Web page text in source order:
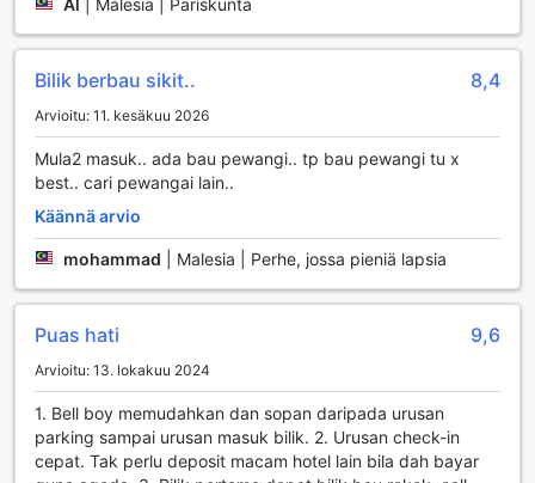
ja virkistävän. Hotellin moderni kuntokeskus on varustettu
huipputeknologian laitteilla, jotka soveltuvat niin aloittelijoille
kuin kokeneemmillekin kuntoilijoille. Kuntokeskuksessa voit
nauttia monipuolisista harjoitusmahdollisuuksista, kuten
painonnostosta, aerobista treenistä ja kardiovaskulaarisista
harjoituksista, jotka pitävät sinut energisenä ja vireänä
lomasi aikana.
Lisäksi hotellin ulkouima-allas tarjoaa täydellisen paikan
rentoutumiseen ja virkistäytymiseen. Uima-altaan ympärillä
on kauniit aurinkotuolit, joissa voit nauttia auringosta tai
vain rentoutua vedessä. Uiminen ulkona on erinomainen
tapa virkistää kehoa ja mieltä, ja voit myös nauttia upeista
näkymistä Malaccan horisonttiin. Grand Swiss-Belhotel
Melaka on täydellinen valinta, jos arvostat aktiivista lomaa
matkustaessasi.
Grand Swiss-Belhotel Melakan Mukavuudet
Grand Swiss-Belhotel Melaka tarjoaa vierailleen erinomaisia
Bilik berbau sikit.. 8,4
Arvioitu: 11. kesäkuu 2026
Mula2 masuk.. ada bau pewangi.. tp bau pewangi tu x
best.. cari pewangai lain..
Käännä arvio
mohammad Malesia | Perhe, jossa pieniä lapsia
Puas hati 9,6
Arvioitu: 13. lokakuu 2024
1. Bell boy memudahkan dan sopan daripada urusan
parking sampai urusan masuk bilik. 2. Urusan check-in
cepat. Tak perlu deposit macam hotel lain bila dah bayar